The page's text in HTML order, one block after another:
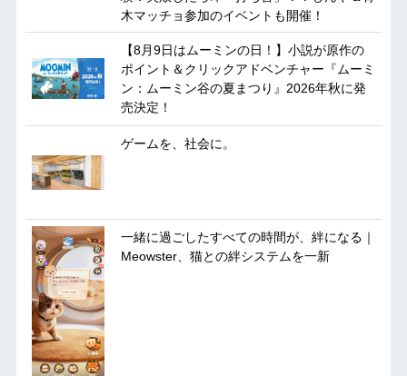
木マッチョ参加のイベントも開催！
【8月9日はムーミンの日！】小説が原作の
ポイント＆クリックアドベンチャー『ムーミ
ン：ムーミン谷の夏まつり』2026年秋に発
売決定！
ゲームを、社会に。
一緒に過ごしたすべての時間が、絆になる｜
Meowster、猫との絆システムを一新